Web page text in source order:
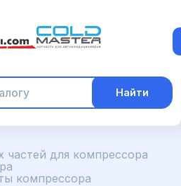
Найти
частей для компрессора
компрессора